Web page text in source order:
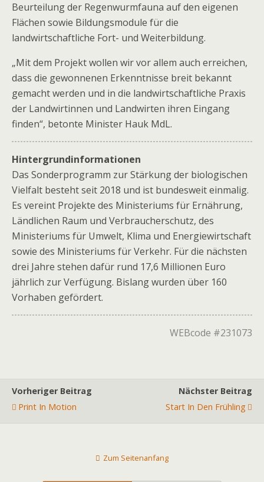
Beurteilung der Regenwurmfauna auf den eigenen
Flächen sowie Bildungsmodule für die
landwirtschaftliche Fort- und Weiterbildung.
„Mit dem Projekt wollen wir vor allem auch erreichen,
dass die gewonnenen Erkenntnisse breit bekannt
gemacht werden und in die landwirtschaftliche Praxis
der Landwirtinnen und Landwirten ihren Eingang
finden“, betonte Minister Hauk MdL.
Hintergrundinformationen
Das Sonderprogramm zur Stärkung der biologischen
Vielfalt besteht seit 2018 und ist bundesweit einmalig.
Es vereint Projekte des Ministeriums für Ernährung,
Ländlichen Raum und Verbraucherschutz, des
Ministeriums für Umwelt, Klima und Energiewirtschaft
sowie des Ministeriums für Verkehr. Für die nächsten
drei Jahre stehen dafür rund 17,6 Millionen Euro
jährlich zur Verfügung. Bislang wurden über 160
Vorhaben gefördert.
WEBcode #231073
Vorheriger Beitrag
Print In Motion
Nächster Beitrag
Start In Den Frühling
Zum Seitenanfang